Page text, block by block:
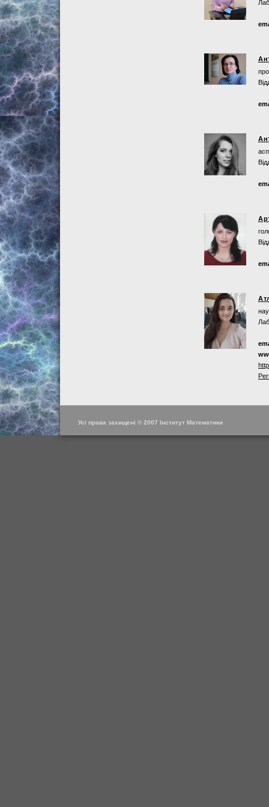
Усі права захищені © 2007 Інститут Математики